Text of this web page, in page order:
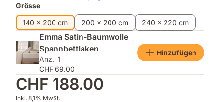
Grösse
140 x 200 cm
200 x 200 cm 240 x 220 cm
Emma Satin-Baumwolle
Spannbettlaken
Anz.: 1
CHF 69.00
Hinzufügen
CHF 188.00
Inkl. 8,1% MwSt.